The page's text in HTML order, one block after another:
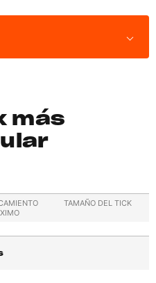
más
TAMAÑO DEL TICK